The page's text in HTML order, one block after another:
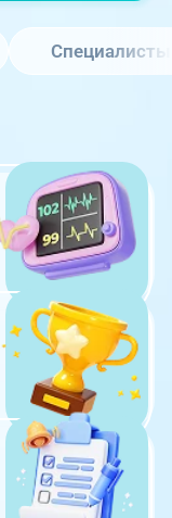
Специалисты